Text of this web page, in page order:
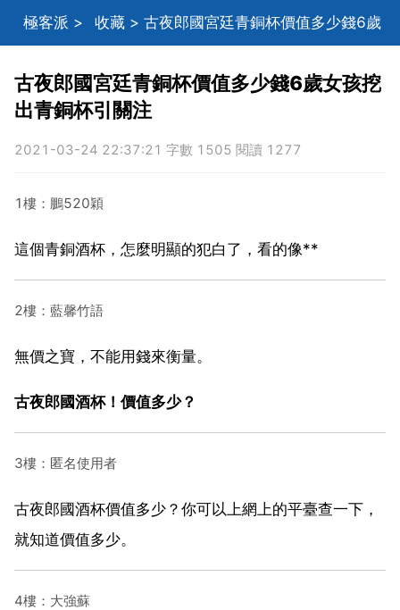
極客派 > 收藏 > 古夜郎國宮廷青銅杯價值多少錢6歲
女孩挖出青銅杯引關注
古夜郎國宮廷青銅杯價值多少錢6歲女孩挖
出青銅杯引關注
2021-03-24 22:37:21 字數 1505 閱讀 1277
1樓：鵬520穎
這個青銅酒杯，怎麼明顯的犯白了，看的像**
2樓：藍馨竹語
無價之寶，不能用錢來衡量。
古夜郎國酒杯！價值多少？
3樓：匿名使用者
古夜郎國酒杯價值多少？你可以上網上的平臺查一下，
就知道價值多少。
4樓：大強蘇